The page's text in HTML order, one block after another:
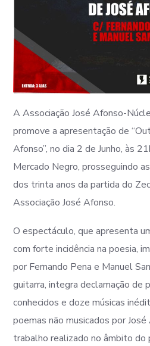
A Associação José Afonso-
promove a apresentação de
Afonso”, no dia 2 de Junho, às
Mercado Negro, prosseguindo
dos trinta anos da partida do
Associação José Afonso.
O espectáculo, que apresenta
com forte incidência na poesia,
por Fernando Pena e Manuel
guitarra, integra declamação de
conhecidos e doze músicas
poemas não musicados por
trabalho realizado no âmbito do